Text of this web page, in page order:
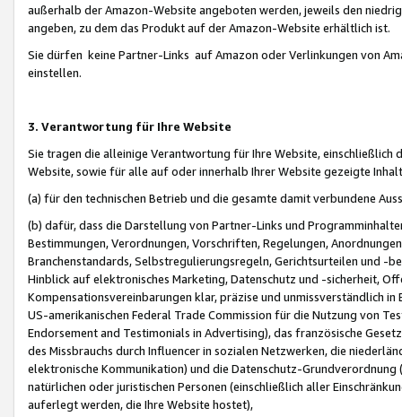
außerhalb der Amazon-Website angeboten werden, jeweils den
angeben, zu dem das Produkt auf der Amazon-Website erhältlich ist.
Sie dürfen keine Partner-Links auf Amazon oder Verlinkungen von
einstellen.
3. Verantwortung für Ihre Website
Sie tragen die alleinige Verantwortung für Ihre Website,
Website, sowie für alle auf oder innerhalb Ihrer Website gezeigte
(a) für den technischen Betrieb und die gesamte damit verbundene
(b) dafür, dass die Darstellung von Partner-Links und
Bestimmungen, Verordnungen, Vorschriften, Regelungen,
Branchenstandards, Selbstregulierungsregeln, Gerichtsurteilen und -
Hinblick auf elektronisches Marketing, Datenschutz und -sicherheit,
Kompensationsvereinbarungen klar, präzise und unmissverständlich
US-amerikanischen Federal Trade Commission für die Nutzung von
Endorsement and Testimonials in Advertising), das französische
des Missbrauchs durch Influencer in sozialen Netzwerken, die
elektronische Kommunikation) und die Datenschutz-
natürlichen oder juristischen Personen (einschließlich aller
auferlegt werden, die Ihre Website hostet),